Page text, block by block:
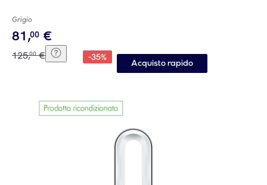
Grigio
81,00 €
125,00 € -35%
Acquisto rapido